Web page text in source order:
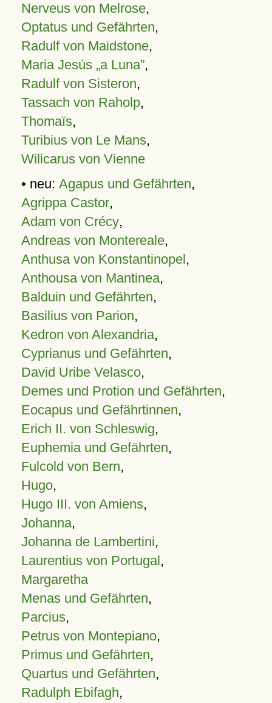
Nerveus von Melrose,
Optatus und Gefährten,
Radulf von Maidstone,
Maria Jesús „a Luna”,
Radulf von Sisteron,
Tassach von Raholp,
Thomaïs,
Turibius von Le Mans,
Wilicarus von Vienne
• neu: Agapus und Gefährten,
Agrippa Castor,
Adam von Crécy,
Andreas von Montereale,
Anthusa von Konstantinopel,
Anthousa von Mantinea,
Balduin und Gefährten,
Basilius von Parion,
Kedron von Alexandria,
Cyprianus und Gefährten,
David Uribe Velasco,
Demes und Protion und Gefährten,
Eocapus und Gefährtinnen,
Erich II. von Schleswig,
Euphemia und Gefährten,
Fulcold von Bern,
Hugo,
Hugo III. von Amiens,
Johanna,
Johanna de Lambertini,
Laurentius von Portugal,
Margaretha
Menas und Gefährten,
Parcius,
Petrus von Montepiano,
Primus und Gefährten,
Quartus und Gefährten,
Radulph Ebifagh,